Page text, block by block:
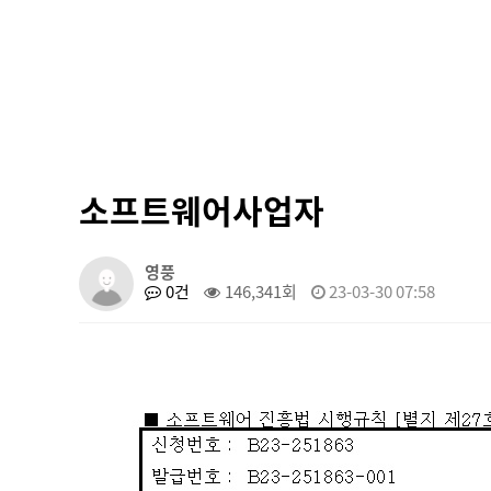
소프트웨어사업자
영풍
0건
146,341회 23-03-30 07:58